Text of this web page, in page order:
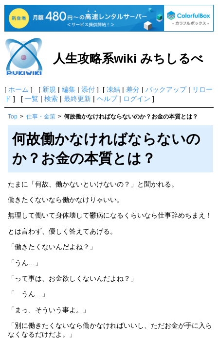
人生攻略系wiki みちしるべ
[ ホーム ] [ 新規 | 編集| 添付] [ 凍結| 差分| バックアップ| リロー
ド ] [ 一覧| 検索| 最終更新| ヘルプ| ログイン ]
Top > 仕事・金策 > 何故働かなければならないのか？お金の本質とは？
何故働かなければならないの
か？お金の本質とは？
たまに「何故、働かないといけないの？」と聞かれる。
働きたくないなら働かなけりゃいい。
無理して働いて身体壊して鬱病になるくらいなら仕事辞めちまえ！
とは言わず、優しく答えてあげる。
「働きたくないんだよね？」
「うん…」
「って事は、お金欲しくないんだよね？」
「 うん…」
「まっ、そういう事よ。」
「別に働きたくないなら働かなければいいし、ただお金が手に入ら
なくなるだけだよ。」